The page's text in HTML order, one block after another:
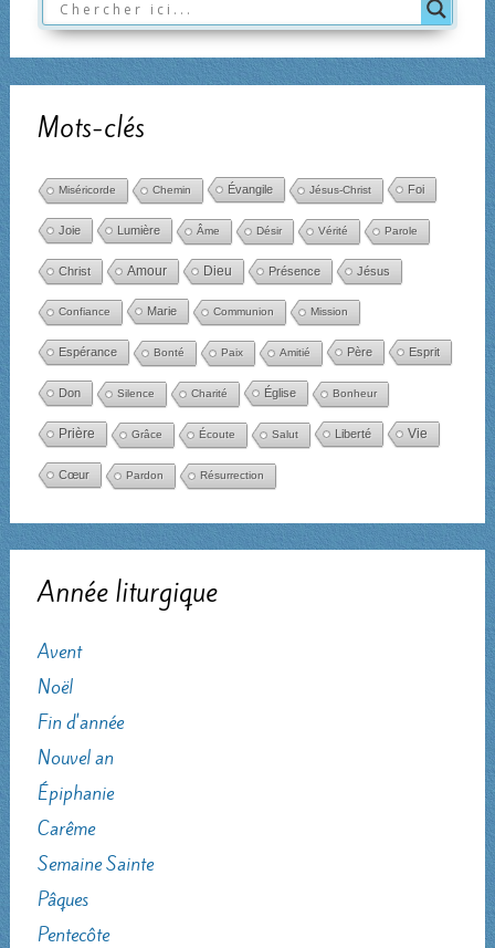
Mots-clés
Miséricorde Chemin Évangile Jésus-Christ Foi
Joie Lumière Âme Désir Vérité Parole
Christ Amour Dieu Présence Jésus
Confiance Marie Communion Mission
Espérance Bonté Paix Amitié Père Esprit
Don Silence Charité Église Bonheur
Prière Grâce Écoute Salut Liberté Vie
Cœur Pardon Résurrection
Année liturgique
Avent
Noël
Fin d'année
Nouvel an
Épiphanie
Carême
Semaine Sainte
Pâques
Pentecôte